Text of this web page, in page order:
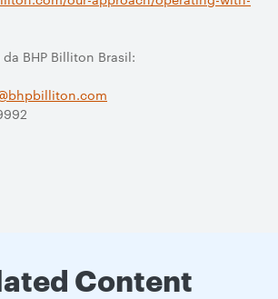
BHP Billiton Brasil:
Content